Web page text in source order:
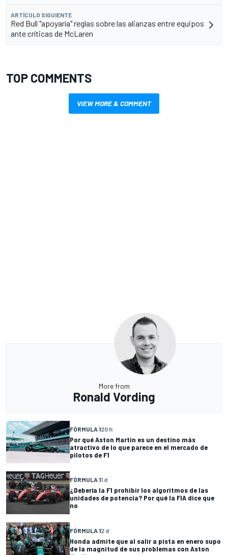
ARTÍCULO SIGUIENTE
Red Bull "apoyaría" reglas sobre las alianzas entre equipos
ante críticas de McLaren
TOP COMMENTS
VIEW MORE & COMMENT
More from
Ronald Vording
FÓRMULA 120 h
Por qué Aston Martin es un destino más
atractivo de lo que parece en el mercado de
pilotos de F1
FÓRMULA 11 d
¿Debería la F1 prohibir los algoritmos de las
unidades de potencia? Por qué la FIA dice que
no
FÓRMULA 12 d
Honda admite que al salir a pista en enero supo
de la magnitud de sus problemas con Aston